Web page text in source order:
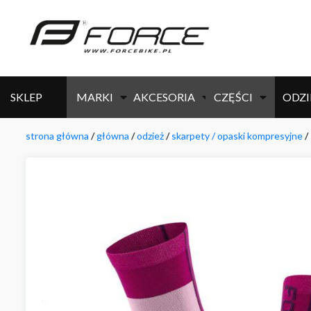
SKLEP MARKI AKCESORIA CZĘŚCI
strona główna /główna /odzież/skarpety / opaski kompresyjne/